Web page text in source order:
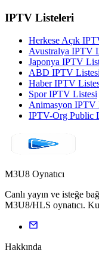
IPTV Listeleri
Herkese Açık
Avustralya IPTV
Japonya IPTV
ABD IPTV Listesi
Haber IPTV
Spor IPTV Listesi
Animasyon IPTV
IPTV-Org Public
M3U8 Oynatıcı
Canlı yayın ve isteğe
M3U8/HLS oynatıcı.
Hakkında